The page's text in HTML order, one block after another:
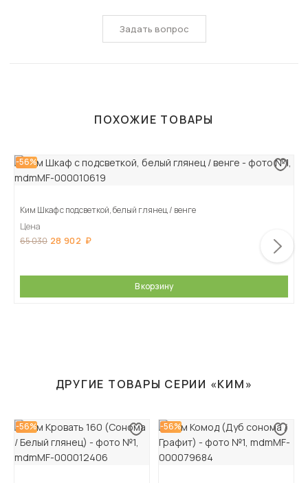
Задать вопрос
ПОХОЖИЕ ТОВАРЫ
-56%
Ким Шкаф с подсветкой, белый глянец / венге
Цена
65 030 28 902
В корзину
ДРУГИЕ ТОВАРЫ СЕРИИ «КИМ»
-56% -56%